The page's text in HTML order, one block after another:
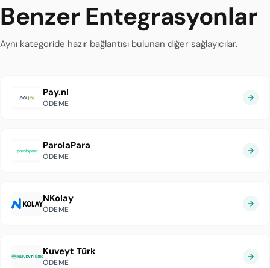
Benzer Entegrasyonlar
Aynı kategoride hazır bağlantısı bulunan diğer sağlayıcılar.
Pay.nl
ÖDEME
ParolaPara
ÖDEME
NKolay
ÖDEME
Kuveyt Türk
ÖDEME